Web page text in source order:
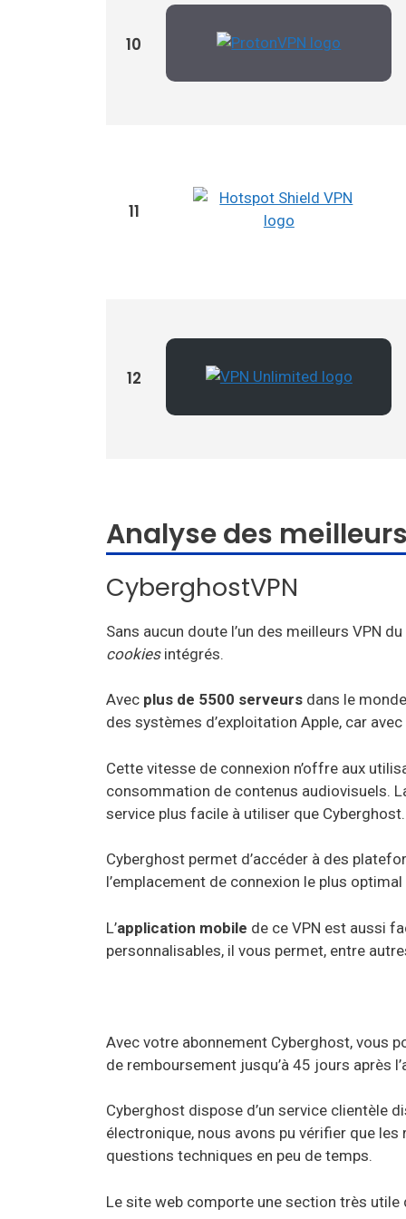
10
11
12
Analyse des
CyberghostVPN
Sans aucun doute l’un des meilleurs VPN
cookiesintégrés.
Avec plus de 5500 serveurs dans le
des systèmes d’exploitation Apple, car
Cette vitesse de connexion n’offre aux
consommation de contenus audiovisuels.
service plus facile à utiliser que Cyberghost.
Cyberghost permet d’accéder à des
l’emplacement de connexion le plus
L’application mobile de ce VPN est aussi
personnalisables, il vous permet, entre
Avec votre abonnement Cyberghost, vous
de remboursement jusqu’à 45 jours après
Cyberghost dispose d’un service clientèle
électronique, nous avons pu vérifier que
questions techniques en peu de temps.
Le site web comporte une section très utile